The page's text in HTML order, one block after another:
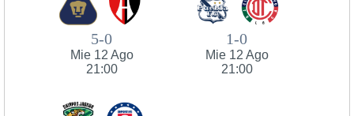
5-0
Mie 12 Ago
21:00
1-0
Mie 12 Ago
21:00